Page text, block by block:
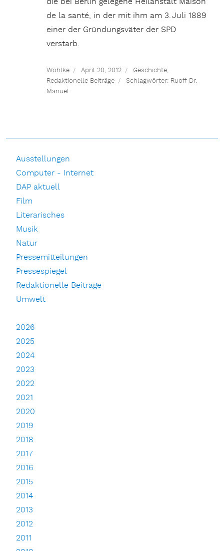
de la santé, in der mit ihm am 3. Juli 1889
einer der Gründungsväter der SPD
verstarb.
Wöhlke April 20, 2012 Geschichte,
Redaktionelle Beiträge
Schlagwörter: Ruoff Dr.
Manuel
Ausstellungen
Computer - Internet
DAP aktuell
Film
Literarisches
Musik
Natur
Pressemitteilungen
Pressespiegel
Redaktionelle Beiträge
Umwelt
2026
2025
2024
2023
2022
2021
2020
2019
2018
2017
2016
2015
2014
2013
2012
2011